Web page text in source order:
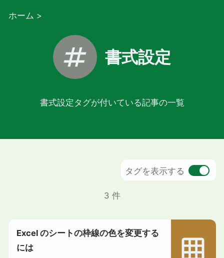
ホーム >
書式設定
書式設定タグが付いている記事の一覧
タグを表示する
3 件
Excel のシートの枠線の色を変更する
には